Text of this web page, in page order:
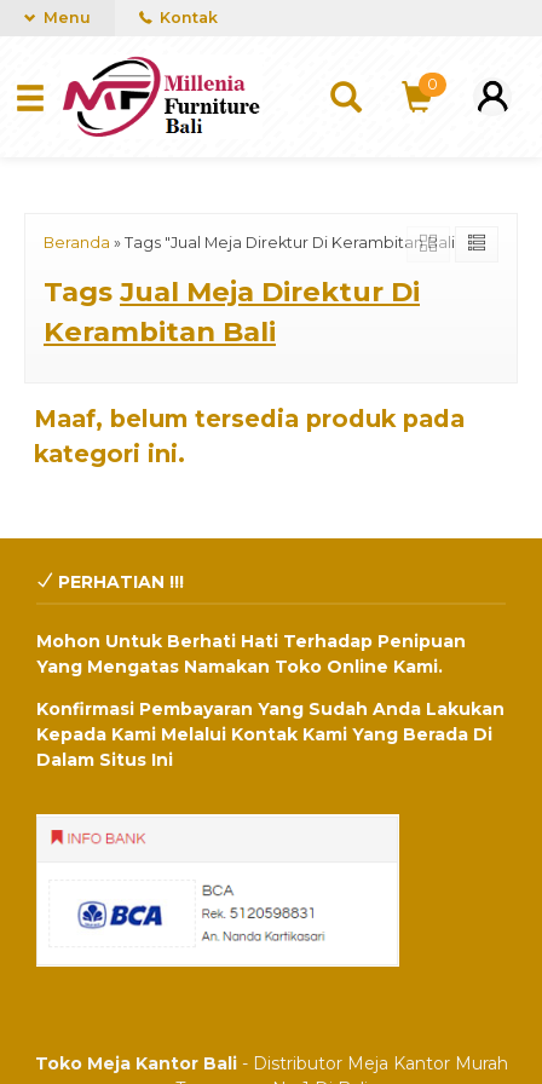
mUCn7CwGawCVTvwq7a99f4AgACOVgZvYEW65FFSDBf0
Menu Kontak
0
Beranda » Tags "Jual Meja Direktur Di Kerambitan Bali"
Tags Jual Meja Direktur Di
Kerambitan Bali
Maaf, belum tersedia produk pada
kategori ini.
PERHATIAN !!!
Mohon Untuk Berhati Hati Terhadap Penipuan
Yang Mengatas Namakan Toko Online Kami.
Konfirmasi Pembayaran Yang Sudah Anda Lakukan
Kepada Kami Melalui Kontak Kami Yang Berada Di
Dalam Situs Ini
Toko Meja Kantor Bali- Distributor Meja Kantor Murah